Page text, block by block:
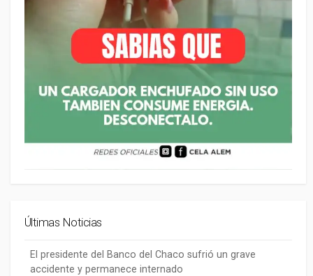
Últimas Noticias
El presidente del Banco del Chaco sufrió un grave
accidente y permanece internado